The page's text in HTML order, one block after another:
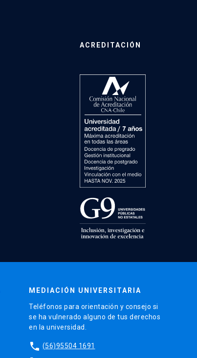
ACREDITACIÓN
MEDIACIÓN UNIVERSITARIA
Teléfonos para orientación y consejo si
se ha vulnerado alguno de tus derechos
en la universidad.
phone (56)95504 1691